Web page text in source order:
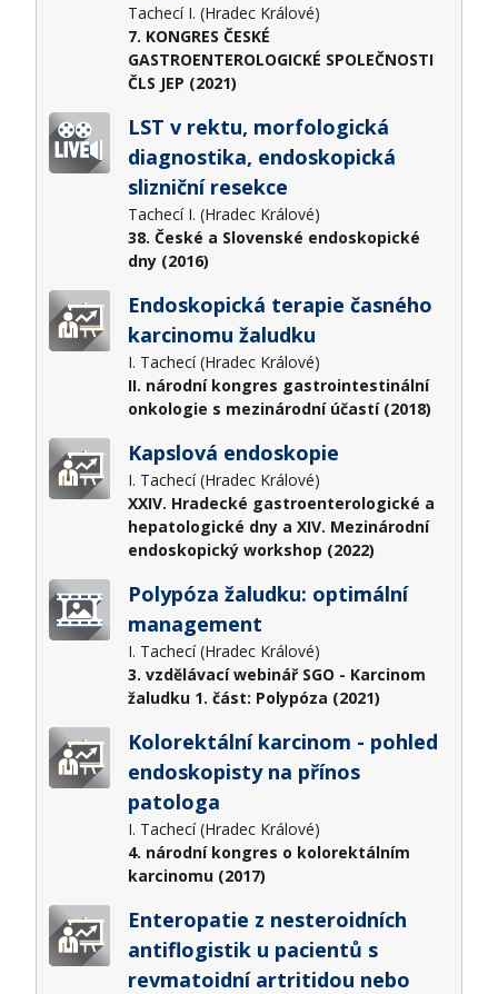
Tachecí I. (Hradec Králové)
7. KONGRES ČESKÉ
GASTROENTEROLOGICKÉ SPOLEČNOSTI
ČLS JEP (2021)
LST v rektu, morfologická
diagnostika, endoskopická
slizniční resekce
Tachecí I. (Hradec Králové)
38. České a Slovenské endoskopické
dny (2016)
Endoskopická terapie časného
karcinomu žaludku
I. Tachecí (Hradec Králové)
II. národní kongres gastrointestinální
onkologie s mezinárodní účastí (2018)
Kapslová endoskopie
I. Tachecí (Hradec Králové)
XXIV. Hradecké gastroenterologické a
hepatologické dny a XIV. Mezinárodní
endoskopický workshop (2022)
Polypóza žaludku: optimální
management
I. Tachecí (Hradec Králové)
3. vzdělávací webinář SGO - Karcinom
žaludku 1. část: Polypóza (2021)
Kolorektální karcinom - pohled
endoskopisty na přínos
patologa
I. Tachecí (Hradec Králové)
4. národní kongres o kolorektálním
karcinomu (2017)
Enteropatie z nesteroidních
antiflogistik u pacientů s
revmatoidní artritidou nebo